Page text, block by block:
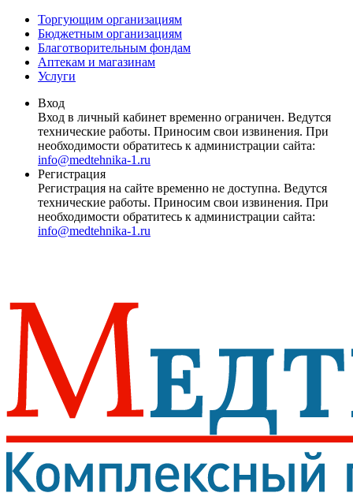
Торгующим организациям
Бюджетным организациям
Благотворительным фондам
Аптекам и магазинам
Услуги
Вход
Вход в личный кабинет временно ограничен. Ведутся
технические работы. Приносим свои извинения. При
необходимости обратитесь к администрации сайта:
info@medtehnika-1.ru
Регистрация
Регистрация на сайте временно не доступна. Ведутся
технические работы. Приносим свои извинения. При
необходимости обратитесь к администрации сайта:
info@medtehnika-1.ru